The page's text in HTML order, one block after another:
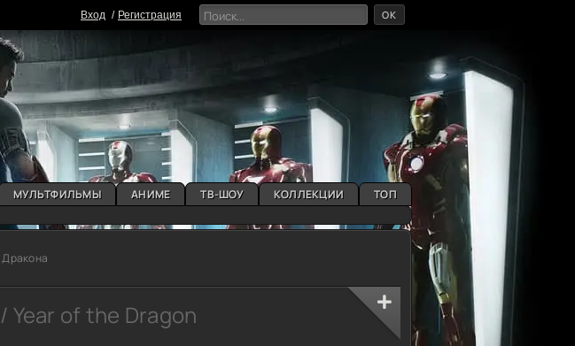
Вxoд Регистрация OK
МУЛЬТФИЛЬМЫ АНИМЕ ТВ-ШОУ КОЛЛЕКЦИИ ТОП
Дракона
/ Year of the Dragon